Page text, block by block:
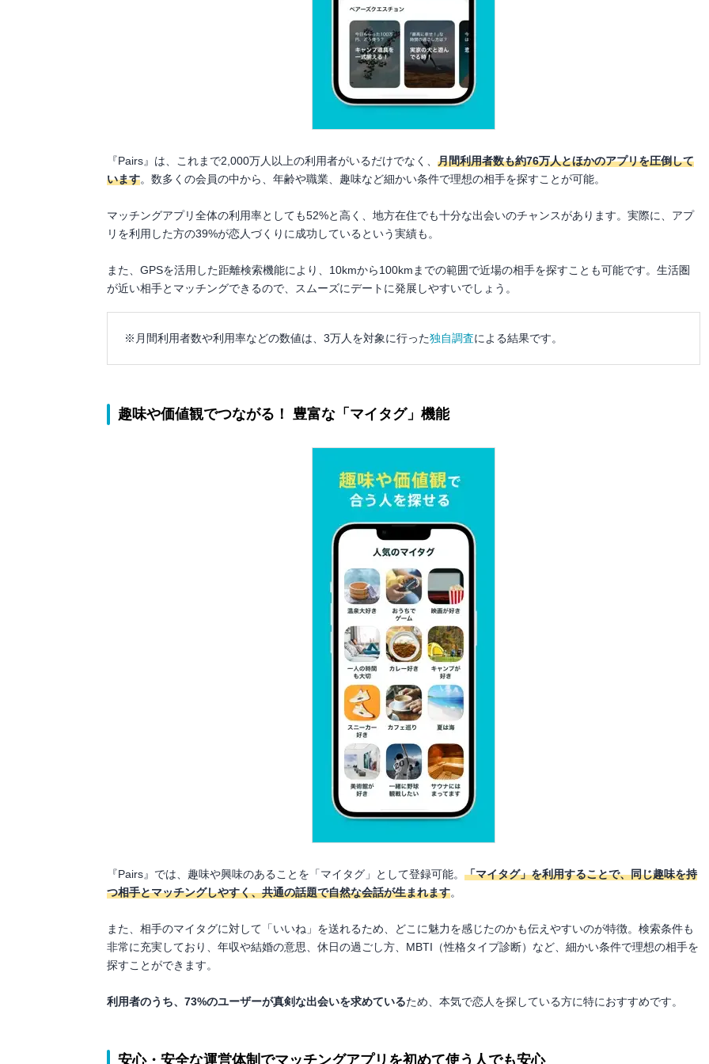
『Pairs』は、これまで2,000万人以上の利用者がいるだけでなく、月間利用者数も約76万人とほかのアプリを圧倒して
います。数多くの会員の中から、年齢や職業、趣味など細かい条件で理想の相手を探すことが可能。
マッチングアプリ全体の利用率としても52%と高く、地方在住でも十分な出会いのチャンスがあります。実際に、アプ
リを利用した方の39%が恋人づくりに成功しているという実績も。
また、GPSを活用した距離検索機能により、10kmから100kmまでの範囲で近場の相手を探すことも可能です。生活圏
が近い相手とマッチングできるので、スムーズにデートに発展しやすいでしょう。
※月間利用者数や利用率などの数値は、3万人を対象に行った独自調査による結果です。
趣味や価値観でつながる！ 豊富な「マイタグ」機能
『Pairs』では、趣味や興味のあることを「マイタグ」として登録可能。「マイタグ」を利用することで、同じ趣味を持
つ相手とマッチングしやすく、共通の話題で自然な会話が生まれます。
また、相手のマイタグに対して「いいね」を送れるため、どこに魅力を感じたのかも伝えやすいのが特徴。検索条件も
非常に充実しており、年収や結婚の意思、休日の過ごし方、MBTI（性格タイプ診断）など、細かい条件で理想の相手を
探すことができます。
利用者のうち、73%のユーザーが真剣な出会いを求めているため、本気で恋人を探している方に特におすすめです。
安心・安全な運営体制でマッチングアプリを初めて使う人でも安心